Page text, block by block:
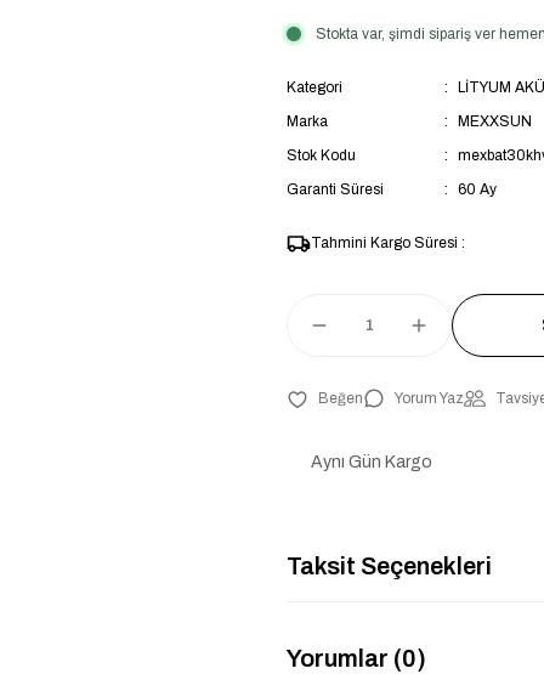
Stokta var, şimdi sipariş ver
Kategori
LİTYUM
Marka
MEXXSUN
Stok Kodu
Garanti Süresi
60 Ay
Tahmini Kargo Süresi :
Yorum Yaz
Aynı Gün Kargo
Taksit Seçenekleri
Yorumlar (0)